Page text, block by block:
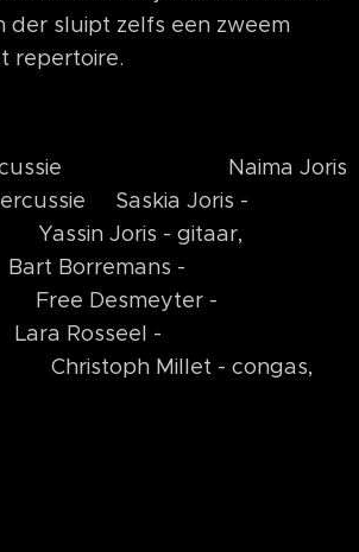
der sluipt zelfs een zweem
repertoire.
percussie Naima Joris
Saskia Joris -
Joris - gitaar,
-
Desmeyter -
Rosseel -
Millet - congas,